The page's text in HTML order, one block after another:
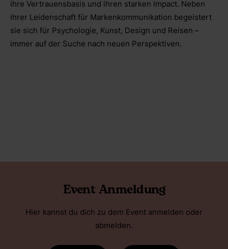
ihre Vertrauensbasis und ihren starken Impact. Neben
ihrer Leidenschaft für Markenkommunikation begeistert
sie sich für Psychologie, Kunst, Design und Reisen –
immer auf der Suche nach neuen Perspektiven.
Event Anmeldung
Hier kannst du dich zu dem Event anmelden oder
abmelden.